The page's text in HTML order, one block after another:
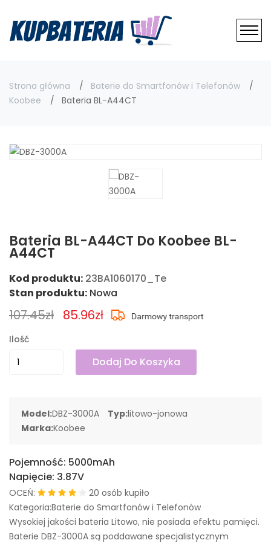
Strona główna
Baterie do Smartfonów i Telefonów
Koobee
Bateria BL-A44CT
Bateria BL-A44CT Do Koobee BL-
A44CT
Kod produktu: 23BA1060170_Te
Stan produktu: Nowa
107.45zł 85.96zł
Ilość
Dodaj Do Koszyka
Model:DBZ-3000A Typ:litowo-jonowa
Marka:Koobee
Pojemność: 5000mAh
Napięcie: 3.87V
OCEŃ:
20 osób kupiło
Kategoria:Baterie do Smartfonów i Telefonów
Wysokiej jakości bateria Litowo, nie posiada efektu pamięci.
Baterie DBZ-3000A są poddawane specjalistycznym